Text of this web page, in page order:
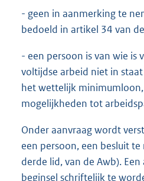
- geen in aanmerking te
bedoeld in artikel 34 van
- een persoon is van wie is
voltijdse arbeid niet in
het wettelijk
mogelijkheden tot
Onder aanvraag wordt
een persoon, een besluit
derde lid, van de Awb).
beginsel schriftelijk te